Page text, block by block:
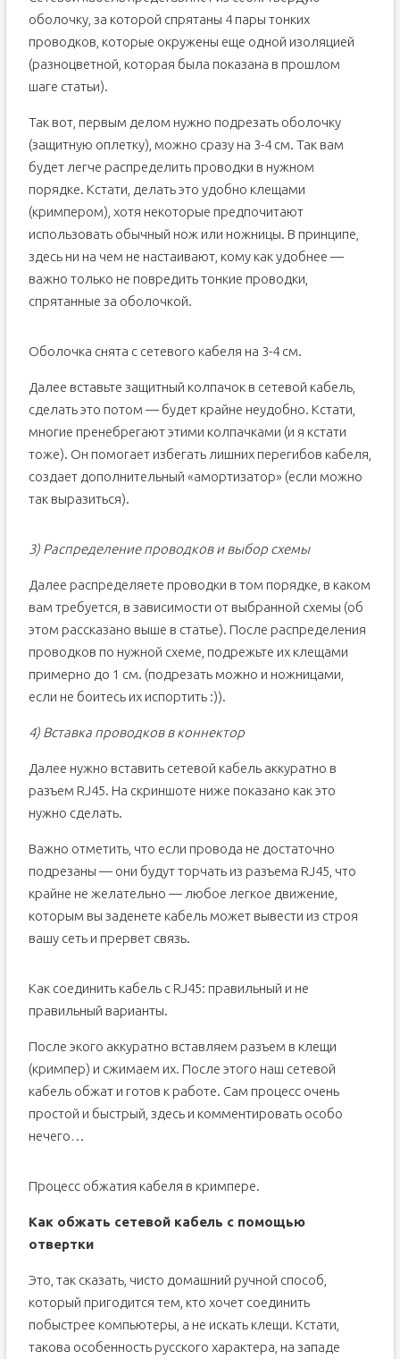
оболочку, за которой спрятаны 4 пары тонких
проводков, которые окружены еще одной изоляцией
(разноцветной, которая была показана в прошлом
шаге статьи).
Так вот, первым делом нужно подрезать оболочку
(защитную оплетку), можно сразу на 3-4 см. Так вам
будет легче распределить проводки в нужном
порядке. Кстати, делать это удобно клещами
(кримпером), хотя некоторые предпочитают
использовать обычный нож или ножницы. В принципе,
здесь ни на чем не настаивают, кому как удобнее —
важно только не повредить тонкие проводки,
спрятанные за оболочкой.
Оболочка снята с сетевого кабеля на 3-4 см.
Далее вставьте защитный колпачок в сетевой кабель,
сделать это потом — будет крайне неудобно. Кстати,
многие пренебрегают этими колпачками (и я кстати
тоже). Он помогает избегать лишних перегибов кабеля,
создает дополнительный «амортизатор» (если можно
так выразиться).
3) Распределение проводков и выбор схемы
Далее распределяете проводки в том порядке, в каком
вам требуется, в зависимости от выбранной схемы (об
этом рассказано выше в статье). После распределения
проводков по нужной схеме, подрежьте их клещами
примерно до 1 см. (подрезать можно и ножницами,
если не боитесь их испортить :)).
4) Вставка проводков в коннектор
Далее нужно вставить сетевой кабель аккуратно в
разъем RJ45. На скриншоте ниже показано как это
нужно сделать.
Важно отметить, что если провода не достаточно
подрезаны — они будут торчать из разъема RJ45, что
крайне не желательно — любое легкое движение,
которым вы заденете кабель может вывести из строя
вашу сеть и прервет связь.
Как соединить кабель с RJ45: правильный и не
правильный варианты.
После экого аккуратно вставляем разъем в клещи
(кримпер) и сжимаем их. После этого наш сетевой
кабель обжат и готов к работе. Сам процесс очень
простой и быстрый, здесь и комментировать особо
нечего…
Процесс обжатия кабеля в кримпере.
Как обжать сетевой кабель с помощью
отвертки
Это, так сказать, чисто домашний ручной способ,
который пригодится тем, кто хочет соединить
побыстрее компьютеры, а не искать клещи. Кстати,
такова особенность русского характера, на западе